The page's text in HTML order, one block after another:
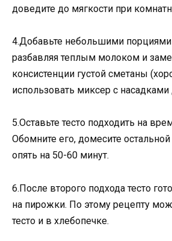
доведите до мягкости при
4.Добавьте небольшими
разбавляя теплым молоком и
консистенции густой сметаны
использовать миксер с насадками
5.Оставьте тесто подходить на
Обомните его, домесите
опять на 50-60 минут.
6.После второго подхода тесто
на пирожки. По этому рецепту
тесто и в хлебопечке.